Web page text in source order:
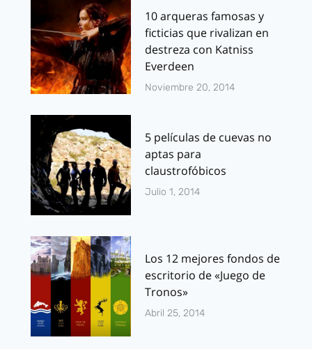
10 arqueras famosas y
ficticias que rivalizan en
destreza con Katniss
Everdeen
Noviembre 20, 2014
5 películas de cuevas no
aptas para
claustrofóbicos
Julio 1, 2014
Los 12 mejores fondos de
escritorio de «Juego de
Tronos»
Abril 25, 2014